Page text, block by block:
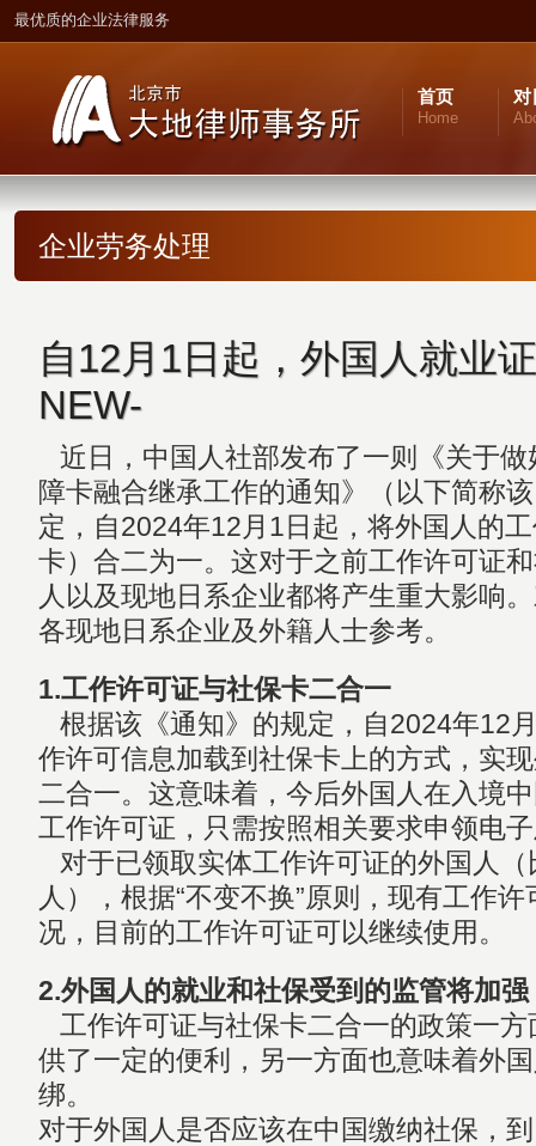
最优质的企业法律服务
首页
Home
企业劳务处理
自12月1日起，外国人就业
NEW-
近日，中国人社部发布了一则《关于
障卡融合继承工作的通知》（以下简称
定，自2024年12月1日起，将外国人的
卡）合二为一。这对于之前工作许可证
人以及现地日系企业都将产生重大影响
各现地日系企业及外籍人士参考。
1.工作许可证与社保卡二合一
根据该《通知》的规定，自2024年12
作许可信息加载到社保卡上的方式，实
二合一。这意味着，今后外国人在入境
工作许可证，只需按照相关要求申领电
对于已领取实体工作许可证的外国人
人），根据“不变不换”原则，现有工作
况，目前的工作许可证可以继续使用。
2.外国人的就业和社保受到的监管将加强
工作许可证与社保卡二合一的政策一
供了一定的便利，另一方面也意味着外
绑。
对于外国人是否应该在中国缴纳社保，